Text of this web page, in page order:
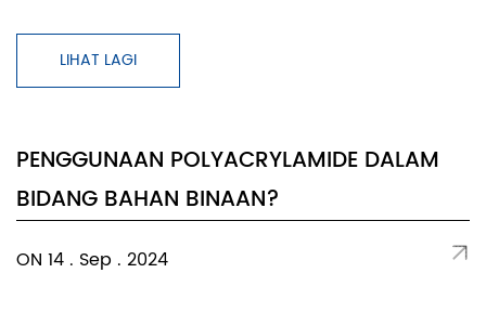
LIHAT LAGI
PENGGUNAAN POLYACRYLAMIDE DALAM
BIDANG BAHAN BINAAN?
ON 14 . Sep . 2024